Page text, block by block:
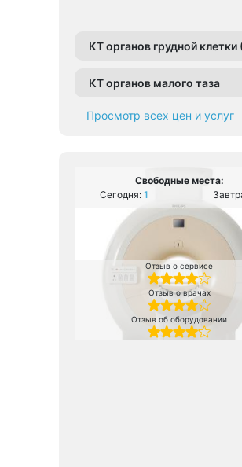
КТ органов грудной
КТ органов малого таза
Просмотр всех цен и услуг
Свободные места:
Сегодня: 1
Отзыв о сервисе
Отзыв о врачах
Отзыв об оборудовании